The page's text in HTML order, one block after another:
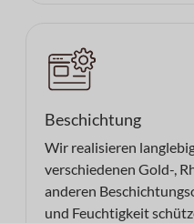
Beschichtung
Wir realisieren
verschiedenen Gold-,
anderen
und Feuchtigkeit